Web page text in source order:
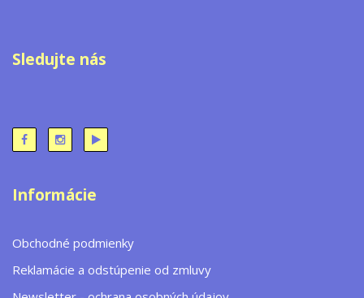
Sledujte nás
Informácie
Obchodné podmienky
Reklamácie a odstúpenie od zmluvy